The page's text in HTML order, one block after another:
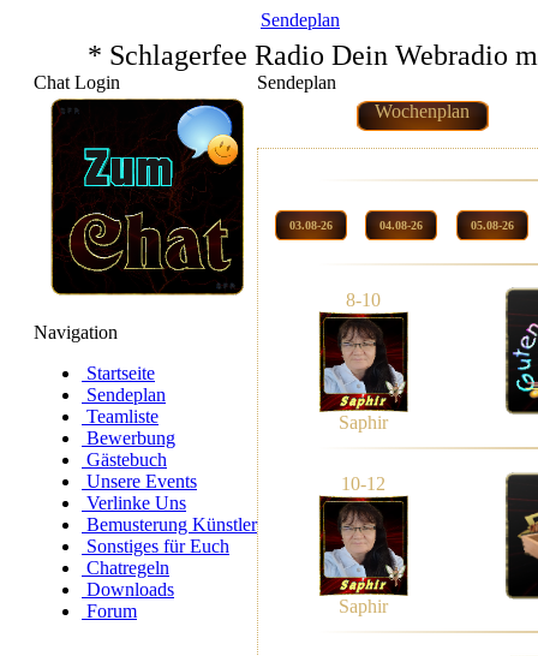
Sendeplan
* Schlagerfee Radio Dein Webradio
Chat Login
Navigation
Startseite
Sendeplan
Teamliste
Bewerbung
Gästebuch
Unsere Events
Verlinke Uns
Bemusterung Künstler
Sonstiges für Euch
Chatregeln
Downloads
Forum
Sendeplan
Wochenplan
03.08-26 04.08-26 05.08-26
8-10
Saphir
10-12
Saphir